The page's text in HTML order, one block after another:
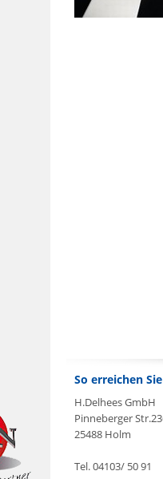
So erreichen
H.Delhees GmbH
Pinneberger
25488 Holm
Tel. 04103/ 50 91